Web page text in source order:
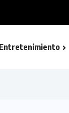
Entretenimiento